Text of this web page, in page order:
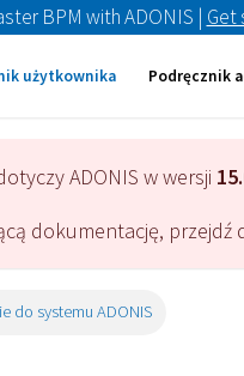
BPM with ADONIS | Get
użytkownika Podręcznik
ADONIS w wersji
dokumentację, przejdź
do systemu ADONIS